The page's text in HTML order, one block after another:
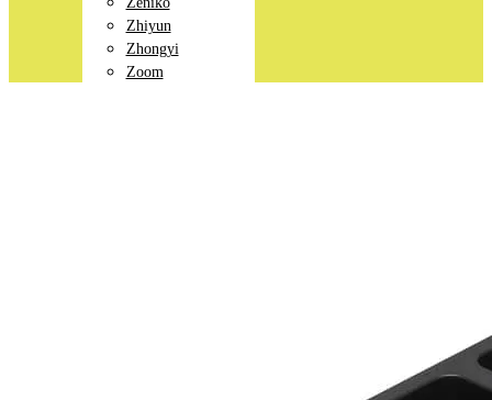
Zhiyun
Zhongyi
Zoom